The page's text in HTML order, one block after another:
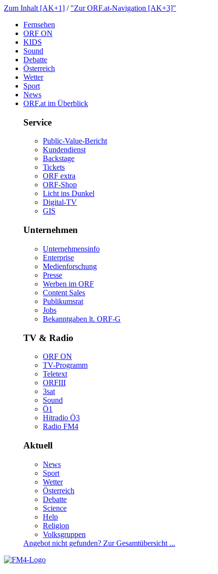
ZumInhalt[AK+1] / "ZurORF.at-Navigation[AK+3]"
Fernsehen
ORFON
KIDS
Sound
Debatte
Österreich
Wetter
Sport
News
ORF.atimÜberblick
Service
Public-Value-Bericht
Kundendienst
Backstage
Tickets
ORFextra
ORF-Shop
LichtinsDunkel
Digital-TV
GIS
Unternehmen
Unternehmensinfo
Enterprise
Medienforschung
Presse
WerbenimORF
ContentSales
Publikumsrat
Jobs
Bekanntgabenlt.ORF-G
TV&Radio
ORFON
TV-Programm
Teletext
ORFIII
3sat
Sound
Ö1
HitradioÖ3
RadioFM4
Aktuell
News
Sport
Wetter
Österreich
Debatte
Science
Help
Religion
Volksgruppen
Angebotnichtgefunden?ZurGesamtübersicht...